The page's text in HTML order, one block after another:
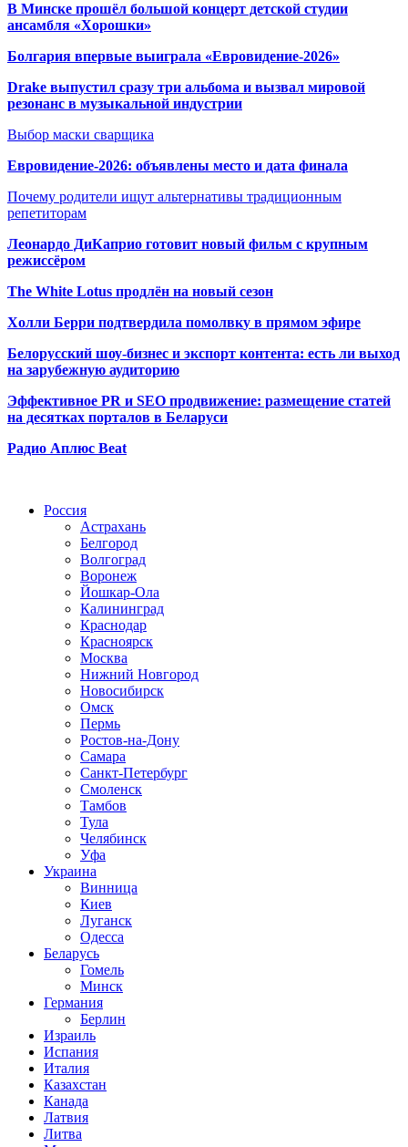
В Минске прошёл большой концерт детской студии
ансамбля «Хорошки»
Болгария впервые выиграла «Евровидение-2026»
Drake выпустил сразу три альбома и вызвал мировой
резонанс в музыкальной индустрии
Выбор маски сварщика
Евровидение-2026: объявлены место и дата финала
Почему родители ищут альтернативы традиционным
репетиторам
Леонардо ДиКаприо готовит новый фильм с крупным
режиссёром
The White Lotus продлён на новый сезон
Холли Берри подтвердила помолвку в прямом эфире
Белорусский шоу-бизнес и экспорт контента: есть ли выход
на зарубежную аудиторию
Эффективное PR и SEO продвижение: размещение статей
на десятках порталов в Беларуси
Радио Аплюс Beat
Россия
Астрахань
Белгород
Волгоград
Воронеж
Йошкар-Ола
Калининград
Краснодар
Красноярск
Москва
Нижний Новгород
Новосибирск
Омск
Пермь
Ростов-на-Дону
Самара
Санкт-Петербург
Смоленск
Тамбов
Тула
Челябинск
Уфа
Украина
Винница
Киев
Луганск
Одесса
Беларусь
Гомель
Минск
Германия
Берлин
Израиль
Испания
Италия
Казахстан
Канада
Латвия
Литва